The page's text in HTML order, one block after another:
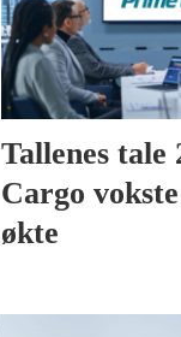
Tallenes tale
Cargo
økte